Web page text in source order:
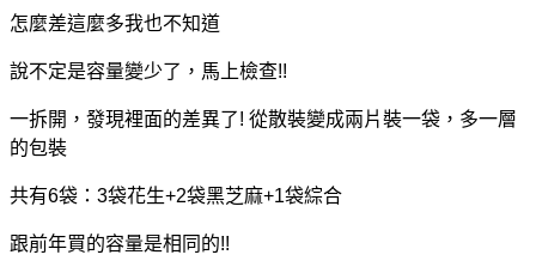
怎麼差這麼多我也不知道
說不定是容量變少了，馬上檢查!!
一拆開，發現裡面的差異了! 從散裝變成兩片裝一袋，多一層
的包裝
共有6袋：3袋花生+2袋黑芝麻+1袋綜合
跟前年買的容量是相同的!!